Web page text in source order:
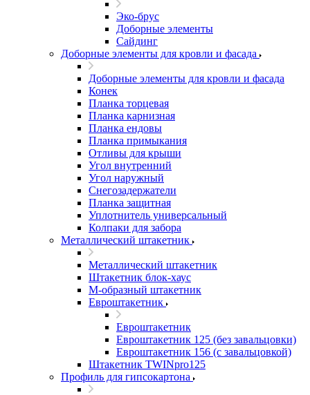
Эко-брус
Доборные элементы
Сайдинг
Доборные элементы для кровли и фасада
Доборные элементы для кровли и фасада
Конек
Планка торцевая
Планка карнизная
Планка ендовы
Планка примыкания
Отливы для крыши
Угол внутренний
Угол наружный
Снегозадержатели
Планка защитная
Уплотнитель универсальный
Колпаки для забора
Металлический штакетник
Металлический штакетник
Штакетник блок-хаус
М-образный штакетник
Евроштакетник
Евроштакетник
Евроштакетник 125 (без завальцовки)
Евроштакетник 156 (с завальцовкой)
Штакетник TWINpro125
Профиль для гипсокартона